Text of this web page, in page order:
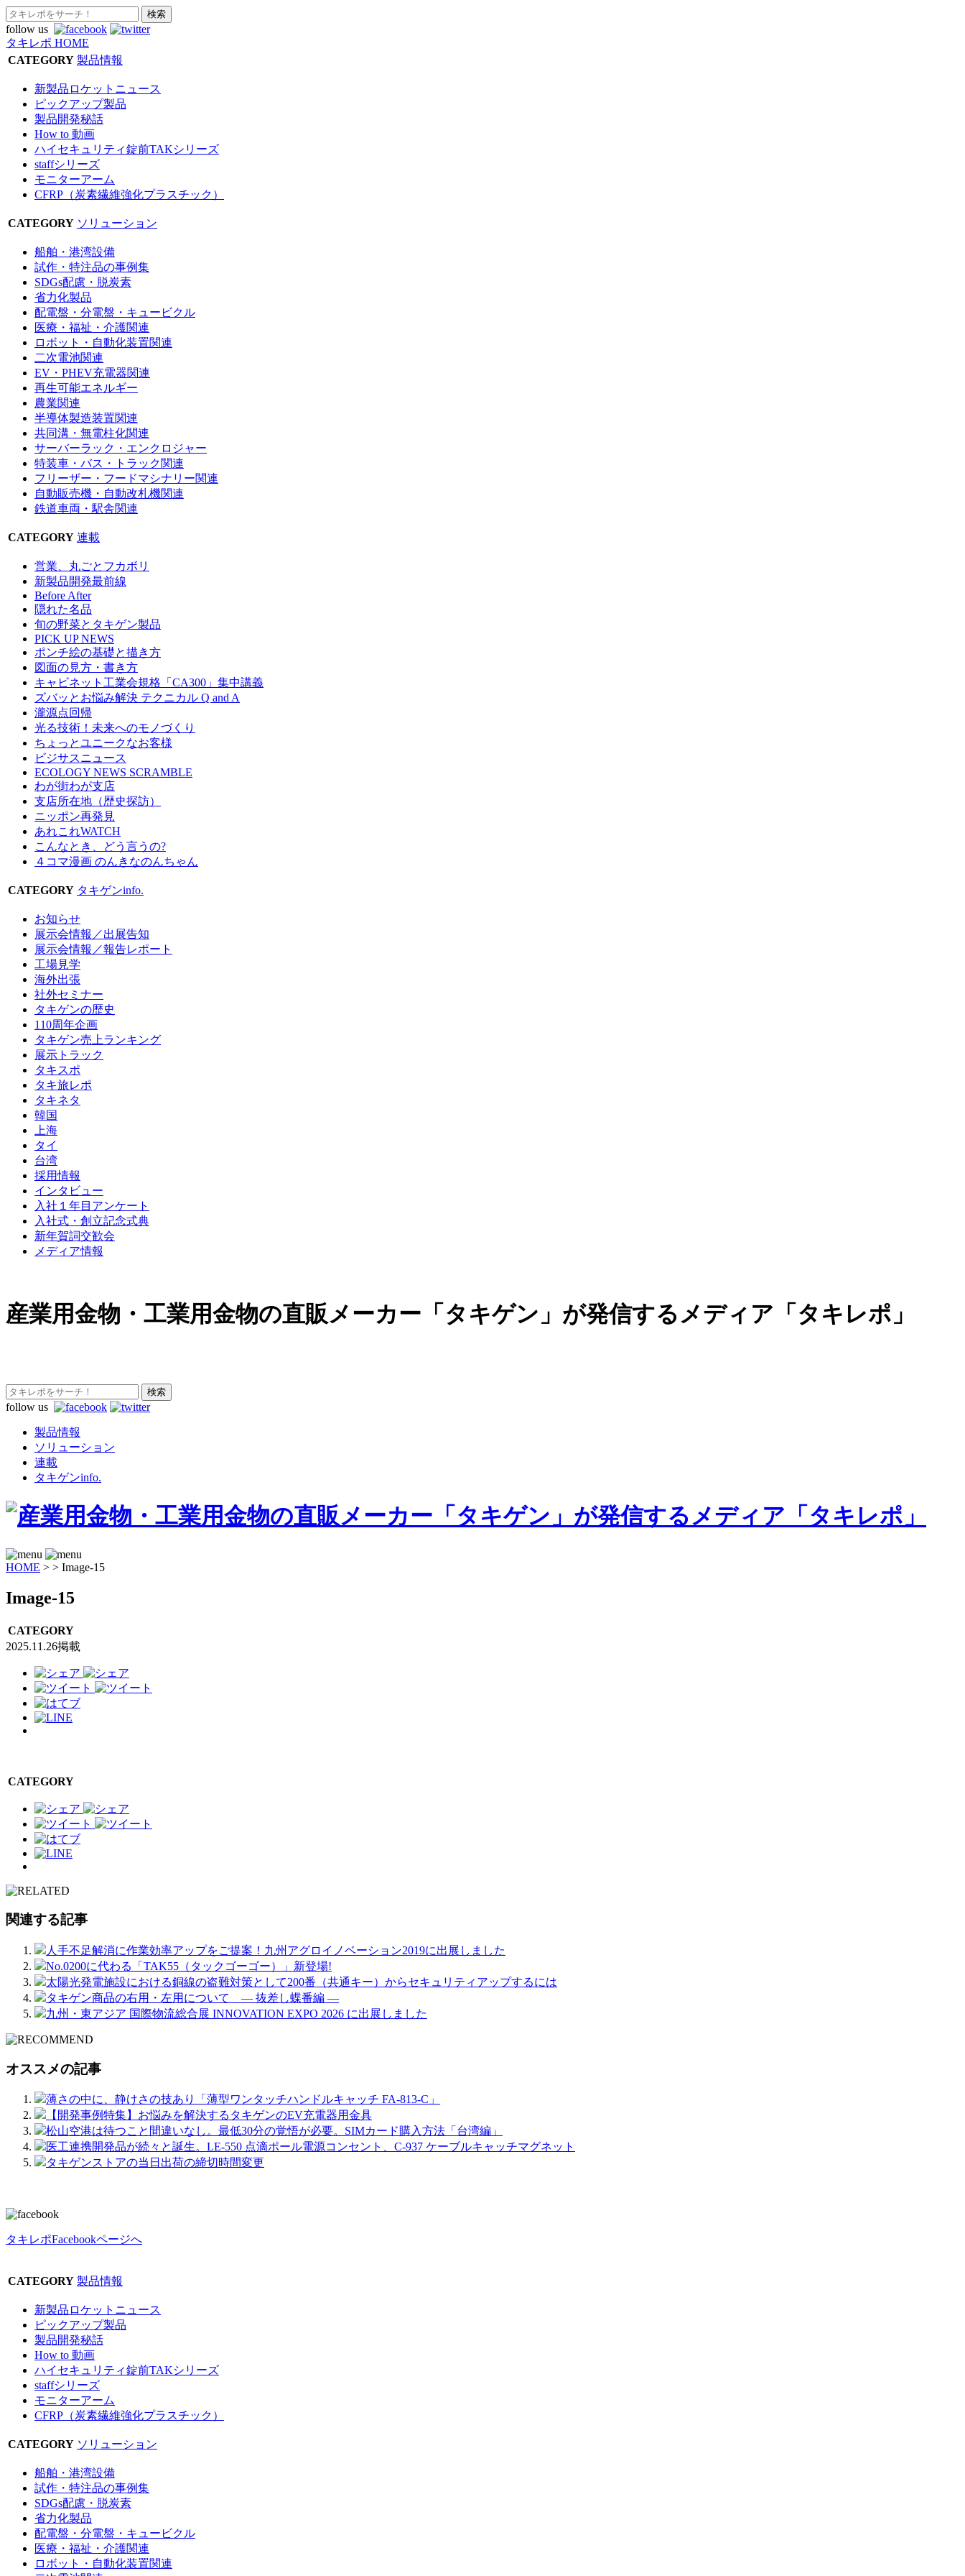
follow us
タキレポ HOME
CATEGORY 製品情報
新製品ロケットニュース
ピックアップ製品
製品開発秘話
How to 動画
ハイセキュリティ錠前TAKシリーズ
staffシリーズ
モニターアーム
CFRP（炭素繊維強化プラスチック）
CATEGORY ソリューション
船舶・港湾設備
試作・特注品の事例集
SDGs配慮・脱炭素
省力化製品
配電盤・分電盤・キュービクル
医療・福祉・介護関連
ロボット・自動化装置関連
二次電池関連
EV・PHEV充電器関連
再生可能エネルギー
農業関連
半導体製造装置関連
共同溝・無電柱化関連
サーバーラック・エンクロジャー
特装車・バス・トラック関連
フリーザー・フードマシナリー関連
自動販売機・自動改札機関連
鉄道車両・駅舎関連
CATEGORY 連載
営業、丸ごとフカボリ
新製品開発最前線
Before After
隠れた名品
旬の野菜とタキゲン製品
PICK UP NEWS
ポンチ絵の基礎と描き方
図面の見方・書き方
キャビネット工業会規格「CA300」集中講義
ズバッとお悩み解決 テクニカル Q and A
瀧源点回帰
光る技術！未来へのモノづくり
ちょっとユニークなお客様
ビジサスニュース
ECOLOGY NEWS SCRAMBLE
わが街わが支店
支店所在地（歴史探訪）
ニッポン再発見
あれこれWATCH
こんなとき、どう言うの?
４コマ漫画 のんきなのんちゃん
CATEGORY タキゲンinfo.
お知らせ
展示会情報／出展告知
展示会情報／報告レポート
工場見学
海外出張
社外セミナー
タキゲンの歴史
110周年企画
タキゲン売上ランキング
展示トラック
タキスポ
タキ旅レポ
タキネタ
韓国
上海
タイ
台湾
採用情報
インタビュー
入社１年目アンケート
入社式・創立記念式典
新年賀詞交歓会
メディア情報
産業用金物・工業用金物の直販メーカー「タキゲン」が発信するメディア「タキレポ」
follow us
製品情報
ソリューション
連載
タキゲンinfo.
HOME > > Image-15
Image-15
CATEGORY
2025.11.26掲載
CATEGORY
関連する記事
人手不足解消に作業効率アップをご提案！九州アグロイノベーション2019に出展しました
No.0200に代わる「TAK55（タックゴーゴー）」新登場!
太陽光発電施設における銅線の盗難対策として200番（共通キー）からセキュリティアップするには
タキゲン商品の右用・左用について ― 抜差し蝶番編 ―
九州・東アジア 国際物流総合展 INNOVATION EXPO 2026 に出展しました
オススメの記事
薄さの中に、静けさの技あり「薄型ワンタッチハンドルキャッチ FA-813-C」
【開発事例特集】お悩みを解決するタキゲンのEV充電器用金具
松山空港は待つこと間違いなし。最低30分の覚悟が必要。SIMカード購入方法「台湾編」
医工連携開発品が続々と誕生。LE-550 点滴ポール電源コンセント、C-937 ケーブルキャッチマグネット
タキゲンストアの当日出荷の締切時間変更
タキレポFacebookページへ
CATEGORY 製品情報
新製品ロケットニュース
ピックアップ製品
製品開発秘話
How to 動画
ハイセキュリティ錠前TAKシリーズ
staffシリーズ
モニターアーム
CFRP（炭素繊維強化プラスチック）
CATEGORY ソリューション
船舶・港湾設備
試作・特注品の事例集
SDGs配慮・脱炭素
省力化製品
配電盤・分電盤・キュービクル
医療・福祉・介護関連
ロボット・自動化装置関連